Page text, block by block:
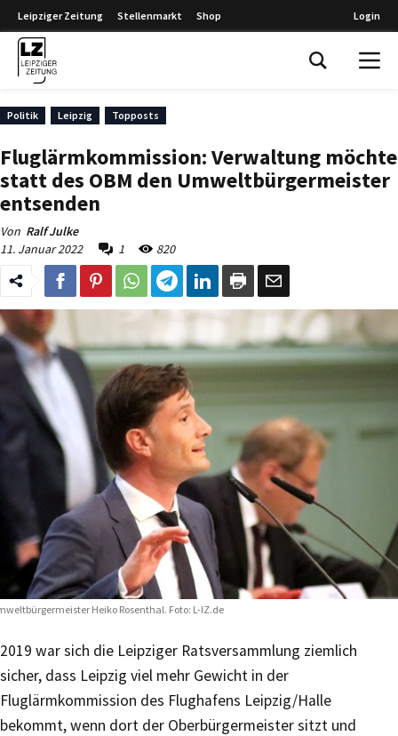
Leipziger Zeitung Stellenmarkt Shop Login
Politik Leipzig Topposts
Fluglärmkommission: Verwaltung möchte
statt des OBM den Umweltbürgermeister
entsenden
Von Ralf Julke
11. Januar 2022
1 820
Heiko Rosenthal. Foto: L-IZ.de
2019 war sich die Leipziger Ratsversammlung ziemlich
sicher, dass Leipzig viel mehr Gewicht in der
Fluglärmkommission des Flughafens Leipzig/Halle
bekommt, wenn dort der Oberbürgermeister sitzt und